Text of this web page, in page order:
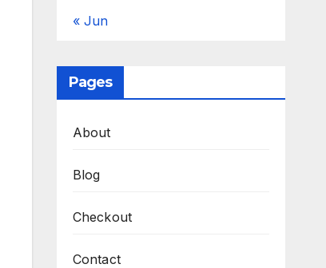
« Jun
Pages
About
Blog
Checkout
Contact